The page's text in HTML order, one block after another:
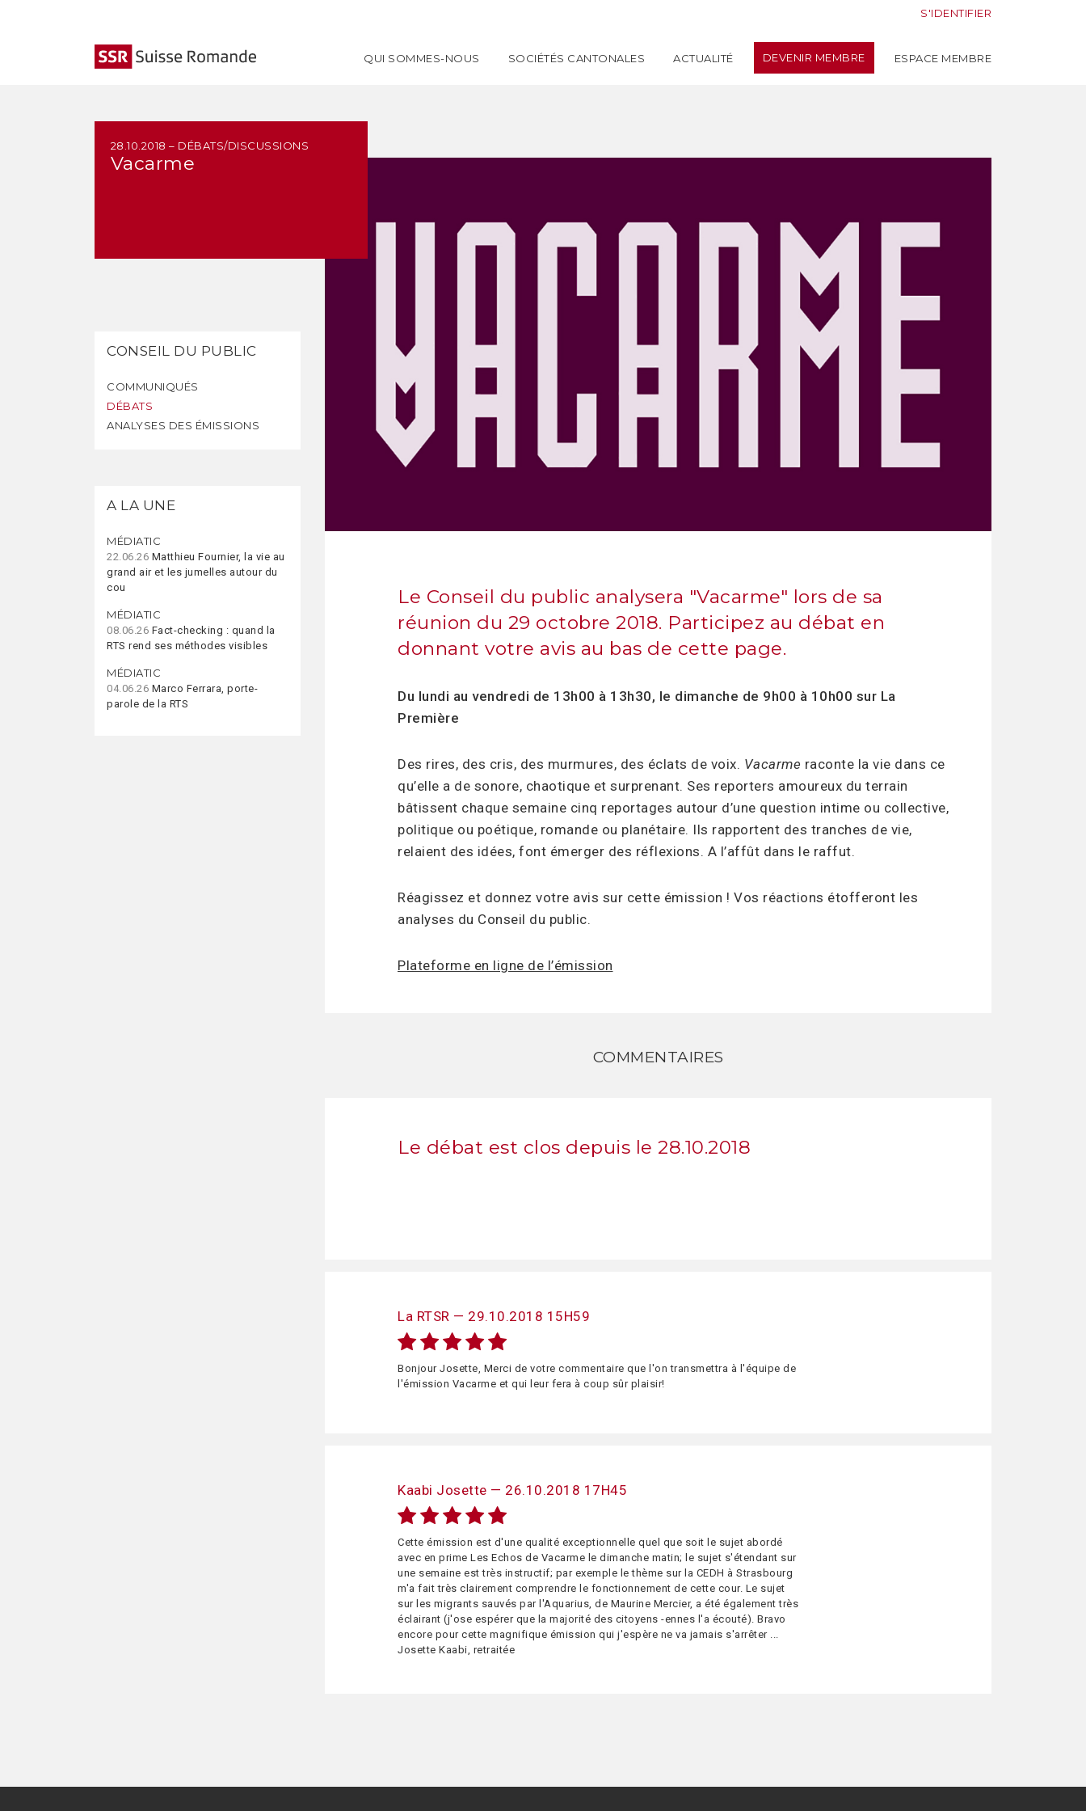
QUI SOMMES-NOUS SOCIÉTÉS CANTONALES ACTUALITÉ DEVENIR MEMBRE ESPACE MEMBRE
S'IDENTIFIER
CONSEIL DU PUBLIC
COMMUNIQUÉS
DÉBATS
ANALYSES DES ÉMISSIONS
A LA UNE
MÉDIATIC
22.06.26 Matthieu Fournier, la vie au
grand air et les jumelles autour du
cou
MÉDIATIC
08.06.26 Fact-checking : quand la
RTS rend ses méthodes visibles
MÉDIATIC
04.06.26 Marco Ferrara, porte-
parole de la RTS
28.10.2018 – DÉBATS/DISCUSSIONS
Vacarme
Le Conseil du public analysera "Vacarme" lors de sa
réunion du 29 octobre 2018. Participez au débat en
donnant votre avis au bas de cette page.
Du lundi au vendredi de 13h00 à 13h30, le dimanche de 9h00 à 10h00 sur La
Première
Des rires, des cris, des murmures, des éclats de voix. Vacarme raconte la vie dans ce
qu’elle a de sonore, chaotique et surprenant. Ses reporters amoureux du terrain
bâtissent chaque semaine cinq reportages autour d’une question intime ou collective,
politique ou poétique, romande ou planétaire. Ils rapportent des tranches de vie,
relaient des idées, font émerger des réflexions. A l’affût dans le raffut.
Réagissez et donnez votre avis sur cette émission ! Vos réactions étofferont les
analyses du Conseil du public.
Plateforme en ligne de l’émission
COMMENTAIRES
Le débat est clos depuis le 28.10.2018
La RTSR — 29.10.2018 15H59
Bonjour Josette, Merci de votre commentaire que l'on transmettra à l'équipe de
l'émission Vacarme et qui leur fera à coup sûr plaisir!
Kaabi Josette — 26.10.2018 17H45
Cette émission est d'une qualité exceptionnelle quel que soit le sujet abordé
avec en prime Les Echos de Vacarme le dimanche matin; le sujet s'étendant sur
une semaine est très instructif; par exemple le thème sur la CEDH à Strasbourg
m'a fait très clairement comprendre le fonctionnement de cette cour. Le sujet
sur les migrants sauvés par l'Aquarius, de Maurine Mercier, a été également très
éclairant (j'ose espérer que la majorité des citoyens -ennes l'a écouté). Bravo
encore pour cette magnifique émission qui j'espère ne va jamais s'arrêter ...
Josette Kaabi, retraitée